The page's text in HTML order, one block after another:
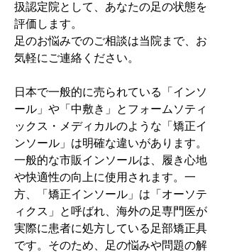
扱認定院として、あなたの足の状態を
評価します。
足のお悩みでのご相談は当院まで、お
気軽にご連絡ください。
日本で一般的に売られている「インソ
ール」や「中敷き」とフォームソティ
ックス・メディカルのような「矯正イ
ンソール」は明確な違いがあります。
一般的な市販インソールは、履き心地
や快適性の向上に使用されます。一
方、「矯正インソール」は「オーソテ
ィクス」と呼ばれ、海外の足専門医が
実際に患者に処方している足部矯正具
です。そのため、足の悩みや問題の解